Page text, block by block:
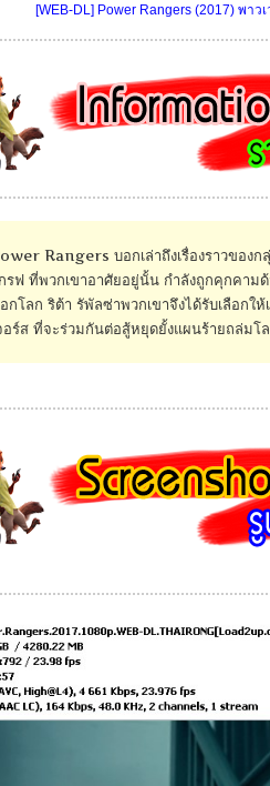
[WEB-DL] Power Rangers (2017) พาว
Rangers บอกเล่าถึงเรื่องราวของก
รฟ ที่พวกเขาอาศัยอยู่นั้น กำลังถูกคุกคาม
กโลก ริต้า รัพัลซ่าพวกเขาจึงได้รับเลือกใ
อร์ส ที่จะร่วมกันต่อสู้หยุดยั้งแผนร้ายถล่ม